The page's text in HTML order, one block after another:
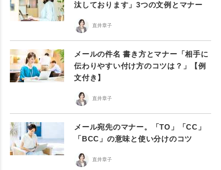
汰しております」3つの文例とマナー
直井章子
メールの件名 書き方とマナー「相手に
伝わりやすい付け方のコツは？」【例
文付き】
直井章子
メール宛先のマナー。「TO」「CC」
「BCC」の意味と使い分けのコツ
直井章子